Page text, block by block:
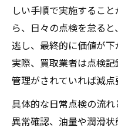
しい手順で実施するこ
ら、日々の点検を怠る
逃し、最終的に価値が下
実際、買取業者は点検
管理がされていれば減点
具体的な日常点検の流
異常確認、油量や潤滑